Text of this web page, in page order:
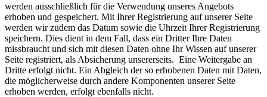
werden ausschließlich für die Verwendung unseres Angebots
erhoben und gespeichert. Mit Ihrer Registrierung auf unserer Seite
werden wir zudem das Datum sowie die Uhrzeit Ihrer Registrierung
speichern. Dies dient in dem Fall, dass ein Dritter Ihre Daten
missbraucht und sich mit diesen Daten ohne Ihr Wissen auf unserer
Seite registriert, als Absicherung unsererseits. Eine Weitergabe an
Dritte erfolgt nicht. Ein Abgleich der so erhobenen Daten mit Daten,
die möglicherweise durch andere Komponenten unserer Seite
erhoben werden, erfolgt ebenfalls nicht.